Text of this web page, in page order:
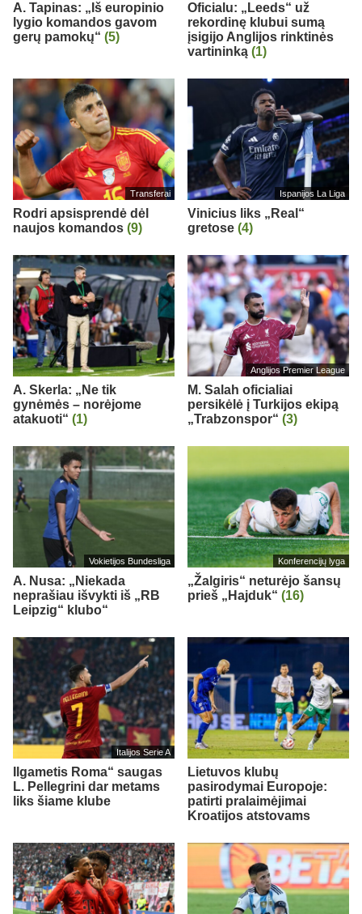
A. Tapinas: „Iš europinio
lygio komandos gavom
gerų pamokų“ (5)
Oficialu: „Leeds“ už
rekordinę klubui sumą
įsigijo Anglijos rinktinės
vartininką (1)
Transferai
Rodri apsisprendė dėl
naujos komandos (9)
Ispanijos La Liga
Vinicius liks „Real“
gretose (4)
A. Skerla: „Ne tik
gynėmės – norėjome
atakuoti“ (1)
Anglijos Premier League
M. Salah oficialiai
persikėlė į Turkijos ekipą
„Trabzonspor“ (3)
Vokietijos Bundesliga
A. Nusa: „Niekada
neprašiau išvykti iš „RB
Leipzig“ klubo“
Konferencijų lyga
„Žalgiris“ neturėjo šansų
prieš „Hajduk“ (16)
Italijos Serie A
Ilgametis Roma“ saugas
L. Pellegrini dar metams
liks šiame klube
Lietuvos klubų
pasirodymai Europoje:
patirti pralaimėjimai
Kroatijos atstovams